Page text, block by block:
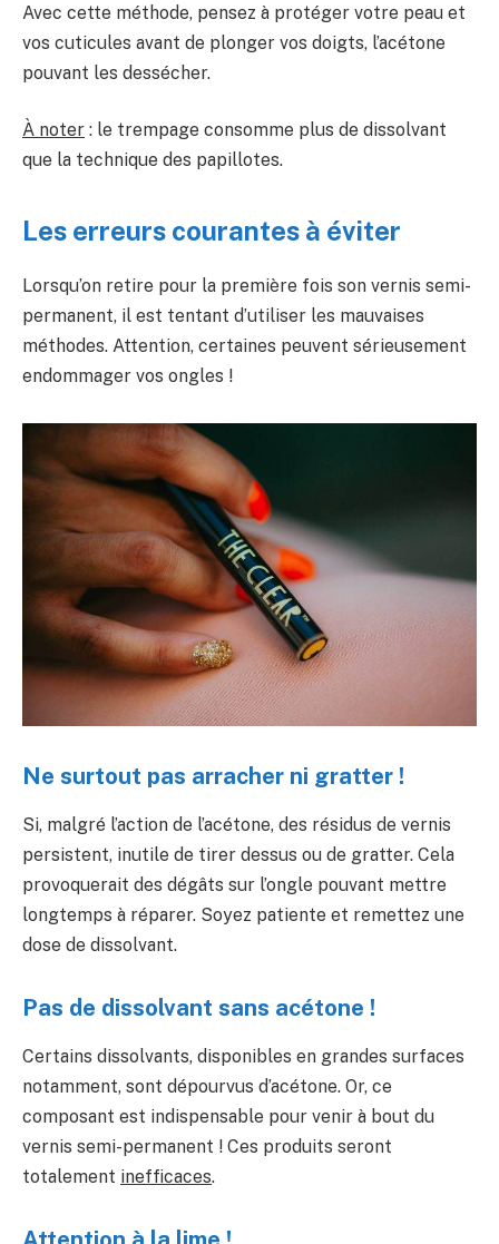
Avec cette méthode, pensez à protéger votre peau et
vos cuticules avant de plonger vos doigts, l’acétone
pouvant les dessécher.
À noter : le trempage consomme plus de dissolvant
que la technique des papillotes.
Les erreurs courantes à éviter
Lorsqu’on retire pour la première fois son vernis semi-
permanent, il est tentant d’utiliser les mauvaises
méthodes. Attention, certaines peuvent sérieusement
endommager vos ongles !
Ne surtout pas arracher ni gratter !
Si, malgré l’action de l’acétone, des résidus de vernis
persistent, inutile de tirer dessus ou de gratter. Cela
provoquerait des dégâts sur l’ongle pouvant mettre
longtemps à réparer. Soyez patiente et remettez une
dose de dissolvant.
Pas de dissolvant sans acétone !
Certains dissolvants, disponibles en grandes surfaces
notamment, sont dépourvus d’acétone. Or, ce
composant est indispensable pour venir à bout du
vernis semi-permanent ! Ces produits seront
totalement inefficaces.